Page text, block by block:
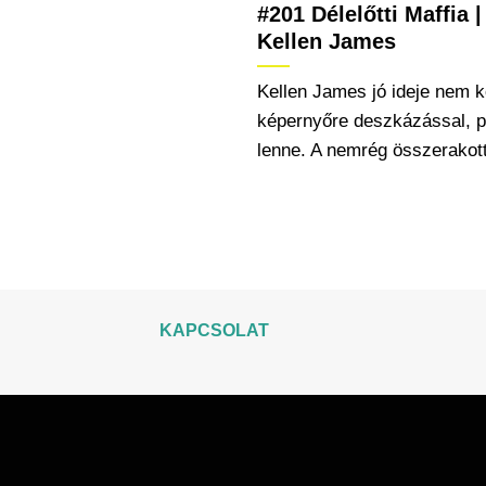
#201 Délelőtti Maffia |
Kellen James
Kellen James jó ideje nem
képernyőre deszkázással,
lenne. A nemrég
KAPCSOLAT